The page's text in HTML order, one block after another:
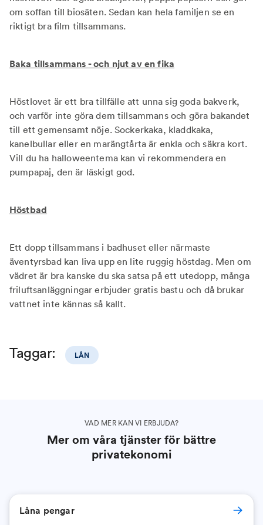
om soffan till biosäten. Sedan kan hela familjen se en
riktigt bra film tillsammans.
Baka tillsammans - och njut av en fika
Höstlovet är ett bra tillfälle att unna sig goda bakverk,
och varför inte göra dem tillsammans och göra bakandet
till ett gemensamt nöje. Sockerkaka, kladdkaka,
kanelbullar eller en marängtårta är enkla och säkra kort.
Vill du ha halloweentema kan vi rekommendera en
pumpapaj, den är läskigt god.
Höstbad
Ett dopp tillsammans i badhuset eller närmaste
äventyrsbad kan liva upp en lite ruggig höstdag. Men om
vädret är bra kanske du ska satsa på ett utedopp, många
friluftsanläggningar erbjuder gratis bastu och då brukar
vattnet inte kännas så kallt.
Taggar: LÅN
VAD MER KAN VI ERBJUDA?
Mer om våra tjänster för bättre
privatekonomi
Låna pengar